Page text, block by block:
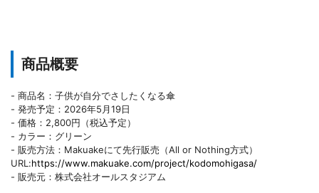
商品概要
- 商品名：子供が自分でさしたくなる傘
- 発売予定：2026年5月19日
- 価格：2,800円（税込予定）
- カラー：グリーン
- 販売方法：Makuakeにて先行販売（All or Nothing方式）
URL:https://www.makuake.com/project/kodomohigasa/
- 販売元：株式会社オールスタジアム